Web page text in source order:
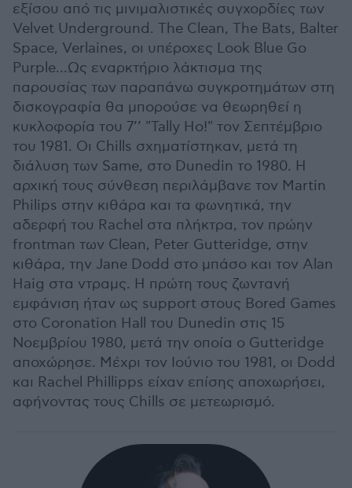
εξίσου από τις μινιμαλιστικές συγχορδίες των
Velvet Underground. The Clean, The Bats, Balter
Space, Verlaines, οι υπέροχες Look Blue Go
Purple…Ως εναρκτήριο λάκτισμα της
παρουσίας των παραπάνω συγκροτημάτων στη
δισκογραφία θα μπορούσε να θεωρηθεί η
κυκλοφορία του 7’’ "Tally Ho!" τον Σεπτέμβριο
του 1981. Οι Chills σχηματίστηκαν, μετά τη
διάλυση των Same, στο Dunedin το 1980. Η
αρχική τους σύνθεση περιλάμβανε τον Martin
Philips στην κιθάρα και τα φωνητικά, την
αδερφή του Rachel στα πλήκτρα, τον πρώην
frontman των Clean, Peter Gutteridge, στην
κιθάρα, την Jane Dodd στο μπάσο και τον Alan
Haig στα ντραμς. Η πρώτη τους ζωντανή
εμφάνιση ήταν ως support στους Bored Games
στο Coronation Hall του Dunedin στις 15
Νοεμβρίου 1980, μετά την οποία ο Gutteridge
αποχώρησε. Μέχρι τον Ιούνιο του 1981, οι Dodd
και Rachel Phillipps είχαν επίσης αποχωρήσει,
αφήνοντας τους Chills σε μετεωρισμό.